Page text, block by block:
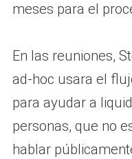
meses para el
En las reuniones,
ad-hoc usara el
para ayudar a
personas, que no
hablar